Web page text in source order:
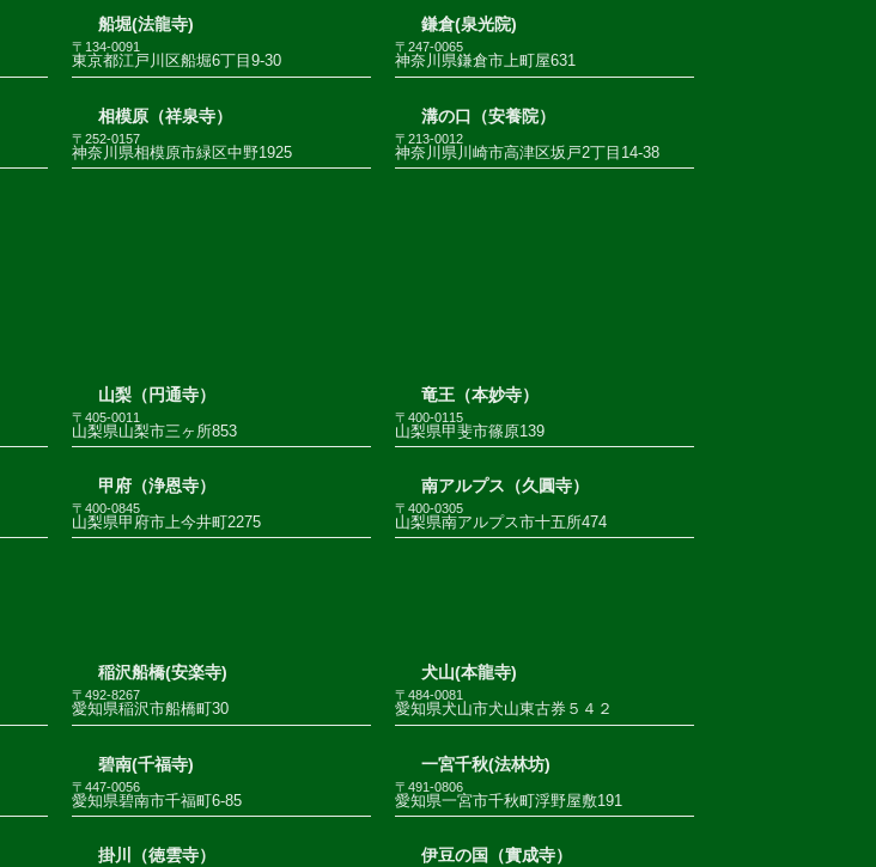
船堀(法龍寺)
〒134-0091
東京都江戸川区船堀6丁目9-30
鎌倉(泉光院)
〒247-0065
神奈川県鎌倉市上町屋631
相模原（祥泉寺）
〒252-0157
神奈川県相模原市緑区中野1925
溝の口（安養院）
〒213-0012
神奈川県川崎市高津区坂戸2丁目14-38
山梨（円通寺）
〒405-0011
山梨県山梨市三ヶ所853
竜王（本妙寺）
〒400-0115
山梨県甲斐市篠原139
甲府（浄恩寺）
〒400-0845
山梨県甲府市上今井町2275
南アルプス（久圓寺）
〒400-0305
山梨県南アルプス市十五所474
稲沢船橋(安楽寺)
〒492-8267
愛知県稲沢市船橋町30
犬山(本龍寺)
〒484-0081
愛知県犬山市犬山東古券５４２
碧南(千福寺)
〒447-0056
愛知県碧南市千福町6-85
一宮千秋(法林坊)
〒491-0806
愛知県一宮市千秋町浮野屋敷191
掛川（徳雲寺） 伊豆の国（實成寺）